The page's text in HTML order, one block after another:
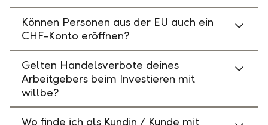
Können Personen aus der EU auch ein
CHF-Konto eröffnen?
Gelten Handelsverbote deines
Arbeitgebers beim Investieren mit
willbe?
Wo finde ich als Kundin / Kunde mit